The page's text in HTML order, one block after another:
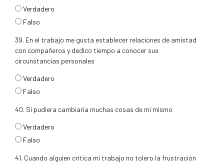
respuesta38
Verdadero
Falso
39. En el trabajo me gusta establecer relaciones de amistad
con compañeros y dedico tiempo a conocer sus
circunstancias personales
respuesta39
Verdadero
Falso
40. Si pudiera cambiaría muchas cosas de mi mismo
respuesta40
Verdadero
Falso
41. Cuando alguien critica mi trabajo no tolero la frustración